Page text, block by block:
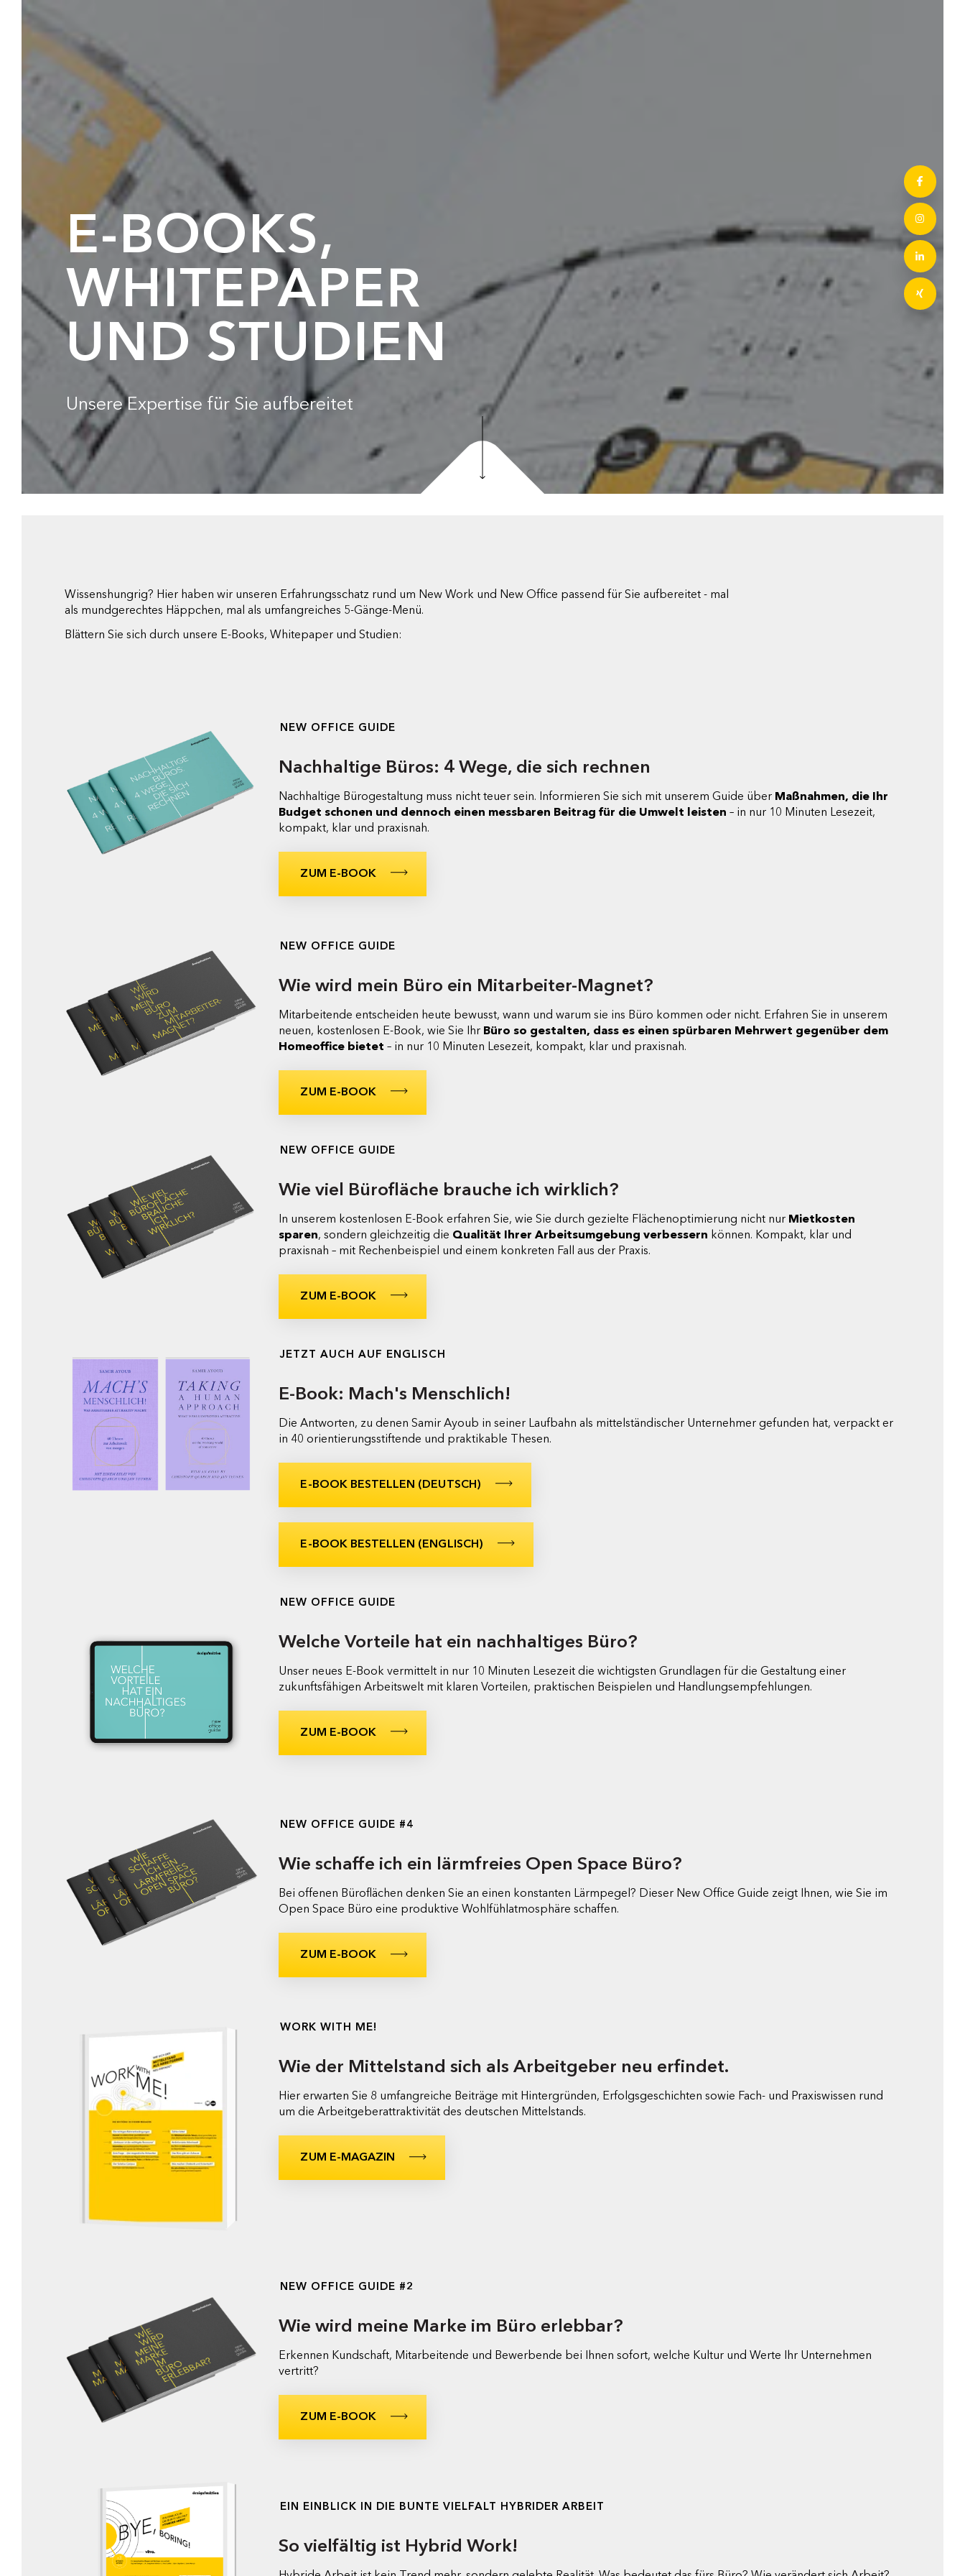
E-BOOKS,
WHITEPAPER
UND STUDIEN
Unsere Expertise für Sie aufbereitet
Wissenshungrig? Hier haben wir unseren Erfahrungsschatz rund um New Work und New Office passend für Sie aufbereitet - mal
als mundgerechtes Häppchen, mal als umfangreiches 5-Gänge-Menü.
Blättern Sie sich durch unsere E-Books, Whitepaper und Studien:
NEW OFFICE GUIDE
Nachhaltige Büros: 4 Wege, die sich rechnen
Nachhaltige Bürogestaltung muss nicht teuer sein. Informieren Sie sich mit unserem Guide über Maßnahmen, die Ihr
Budget schonen und dennoch einen messbaren Beitrag für die Umwelt leisten– in nur 10 Minuten Lesezeit,
kompakt, klar und praxisnah.
ZUM E-BOOK
NEW OFFICE GUIDE
Wie wird mein Büro ein Mitarbeiter-Magnet?
Mitarbeitende entscheiden heute bewusst, wann und warum sie ins Büro kommen oder nicht. Erfahren Sie in unserem
neuen, kostenlosen E-Book, wie Sie Ihr Büro so gestalten, dass es einen spürbaren Mehrwert gegenüber dem
Homeoffice bietet – in nur 10 Minuten Lesezeit, kompakt, klar und praxisnah.
ZUM E-BOOK
NEW OFFICE GUIDE
Wie viel Bürofläche brauche ich wirklich?
In unserem kostenlosen E-Book erfahren Sie, wie Sie durch gezielte Flächenoptimierung nicht nur Mietkosten
sparen, sondern gleichzeitig die Qualität Ihrer Arbeitsumgebung verbessern können. Kompakt, klar und
praxisnah – mit Rechenbeispiel und einem konkreten Fall aus der Praxis.
ZUM E-BOOK
JETZT AUCH AUF ENGLISCH
E-Book: Mach's Menschlich!
Die Antworten, zu denen Samir Ayoub in seiner Laufbahn als mittelständischer Unternehmer gefunden hat, verpackt er
in 40 orientierungsstiftende und praktikable Thesen.
E-BOOK BESTELLEN (DEUTSCH)
E-BOOK BESTELLEN (ENGLISCH)
NEW OFFICE GUIDE
Welche Vorteile hat ein nachhaltiges Büro?
Unser neues E-Book vermittelt in nur 10 Minuten Lesezeit die wichtigsten Grundlagen für die Gestaltung einer
zukunftsfähigen Arbeitswelt mit klaren Vorteilen, praktischen Beispielen und Handlungsempfehlungen.
ZUM E-BOOK
NEW OFFICE GUIDE #4
Wie schaffe ich ein lärmfreies Open Space Büro?
Bei offenen Büroflächen denken Sie an einen konstanten Lärmpegel? Dieser New Office Guide zeigt Ihnen, wie Sie im
Open Space Büro eine produktive Wohlfühlatmosphäre schaffen.
ZUM E-BOOK
WORK WITH ME!
Wie der Mittelstand sich als Arbeitgeber neu erfindet.
Hier erwarten Sie 8 umfangreiche Beiträge mit Hintergründen, Erfolgsgeschichten sowie Fach- und Praxiswissen rund
um die Arbeitgeberattraktivität des deutschen Mittelstands.
ZUM E-MAGAZIN
NEW OFFICE GUIDE #2
Wie wird meine Marke im Büro erlebbar?
Erkennen Kundschaft, Mitarbeitende und Bewerbende bei Ihnen sofort, welche Kultur und Werte Ihr Unternehmen
vertritt?
ZUM E-BOOK
EIN EINBLICK IN DIE BUNTE VIELFALT HYBRIDER ARBEIT
So vielfältig ist Hybrid Work!